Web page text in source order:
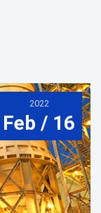
2022
Feb / 16